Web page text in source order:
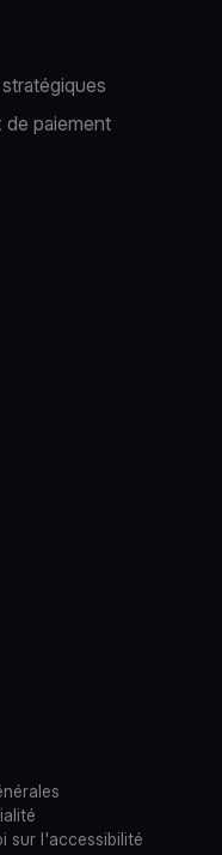
de paiement
sur l'accessibilité